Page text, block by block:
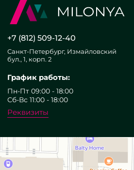
+7 (812) 509-12-40
Санкт-Петербург, Измайловский
бул., 1, корп. 2
График работы:
Пн-Пт 09:00 - 18:00
Сб-Вс 11:00 - 18:00
Реквизиты